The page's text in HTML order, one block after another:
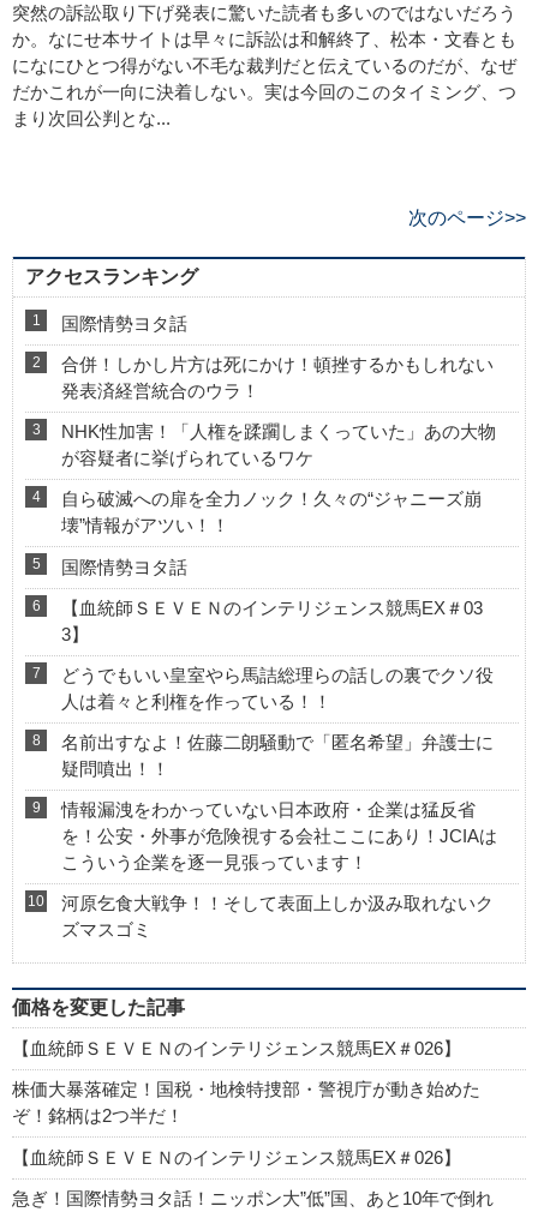
突然の訴訟取り下げ発表に驚いた読者も多いのではないだろう
か。なにせ本サイトは早々に訴訟は和解終了、松本・文春とも
になにひとつ得がない不毛な裁判だと伝えているのだが、なぜ
だかこれが一向に決着しない。実は今回のこのタイミング、つ
まり次回公判とな...
次のページ>>
アクセスランキング
国際情勢ヨタ話
合併！しかし片方は死にかけ！頓挫するかもしれない
発表済経営統合のウラ！
NHK性加害！「人権を蹂躙しまくっていた」あの大物
が容疑者に挙げられているワケ
自ら破滅への扉を全力ノック！久々の“ジャニーズ崩
壊”情報がアツい！！
国際情勢ヨタ話
【血統師ＳＥＶＥＮのインテリジェンス競馬EX＃03
3】
どうでもいい皇室やら馬詰総理らの話しの裏でクソ役
人は着々と利権を作っている！！
名前出すなよ！佐藤二朗騒動で「匿名希望」弁護士に
疑問噴出！！
情報漏洩をわかっていない日本政府・企業は猛反省
を！公安・外事が危険視する会社ここにあり！JCIAは
こういう企業を逐一見張っています！
河原乞食大戦争！！そして表面上しか汲み取れないク
ズマスゴミ
価格を変更した記事
【血統師ＳＥＶＥＮのインテリジェンス競馬EX＃026】
株価大暴落確定！国税・地検特捜部・警視庁が動き始めた
ぞ！銘柄は2つ半だ！
【血統師ＳＥＶＥＮのインテリジェンス競馬EX＃026】
急ぎ！国際情勢ヨタ話！ニッポン大”低”国、あと10年で倒れ